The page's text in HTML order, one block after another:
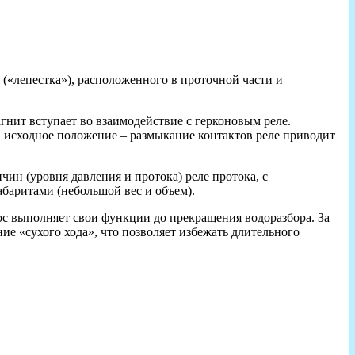
расположенного в проточной части и
вступает во взаимодействие с герконовым реле.
положение – размыкание контактов реле приводит
(уровня давления и протока) реле протока, с
(небольшой вес и объем).
выполняет свои функции до прекращения водоразбора. За
«сухого хода», что позволяет избежать длительного